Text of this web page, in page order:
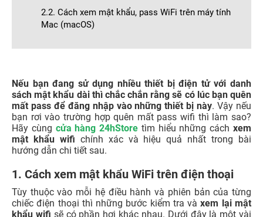
2.2. Cách xem mật khẩu, pass WiFi trên máy tính
Mac (macOS)
Nếu bạn đang sử dụng nhiều thiết bị điện tử với danh
sách mật khẩu dài thì chắc chắn rằng sẽ có lúc bạn quên
mất pass để đăng nhập vào những thiết bị này. Vậy nếu
bạn rơi vào trường hợp quên mất pass wifi thì làm sao?
Hãy cùng cửa hàng 24hStore tìm hiểu những cáchxem
mật khẩu wifi chính xác và hiệu quả nhất trong bài
hướng dẫn chi tiết sau.
1. Cách xem mật khẩu WiFi trên điện thoại
Tùy thuộc vào mỗi hệ điều hành và phiên bản của từng
chiếc điện thoại thì những bước kiểm tra vàxem lại mật
khẩu wifi sẽ có phần hơi khác nhau. Dưới đây là một vài